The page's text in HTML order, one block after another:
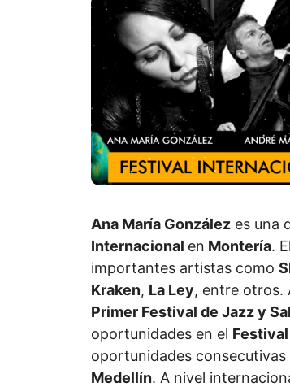
Ana María González es una
Internacional en Montería.
importantes artistas como
Kraken, La Ley, entre otros.
Primer Festival de Jazz y
oportunidades en el
oportunidades consecutivas
Medellín. A nivel